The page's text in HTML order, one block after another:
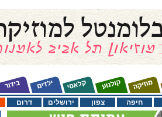
דרום ירושלים צפון חיפה